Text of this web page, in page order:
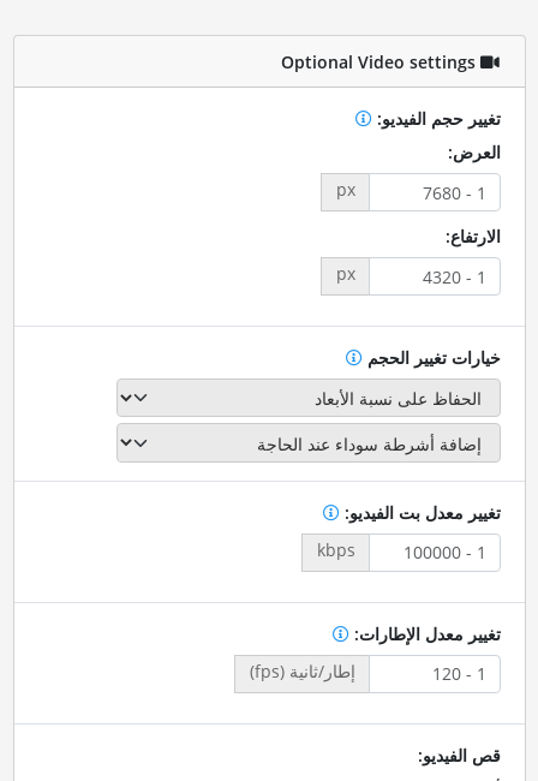
Optional Video settings
تغيير حجم الفيديو:
العرض:
px
الارتفاع:
px
خيارات تغيير الحجم
تغيير معدل بت الفيديو:
kbps
تغيير معدل الإطارات:
إطار/ثانية (fps)
قص الفيديو: